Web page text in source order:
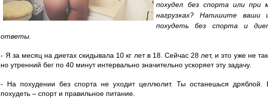
похудел без спорта или при
нагрузках? Напишите ваши
похудеть без спорта и
ответы.
- Я за месяц на диетах скидывала 10 кг лет в 18. Сейчас 28 лет, и это уже не
но утренний бег по 40 минут интервально значительно ускоряет эту задачу.
- На похудении без спорта не уходит целлюлит. Ты останешься дряблой.
похудеть – спорт и правильное питание.